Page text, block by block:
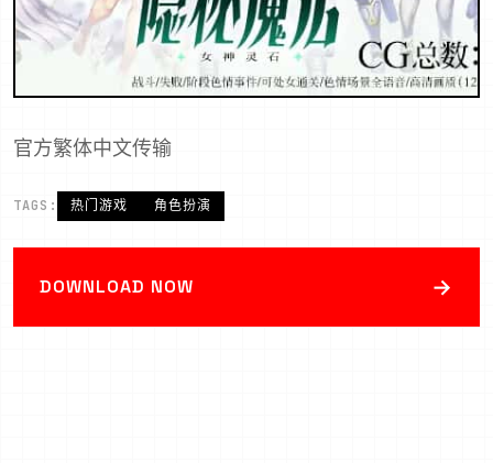
官方繁体中文传输
TAGS: 热门游戏 角色扮演
DOWNLOAD NOW →